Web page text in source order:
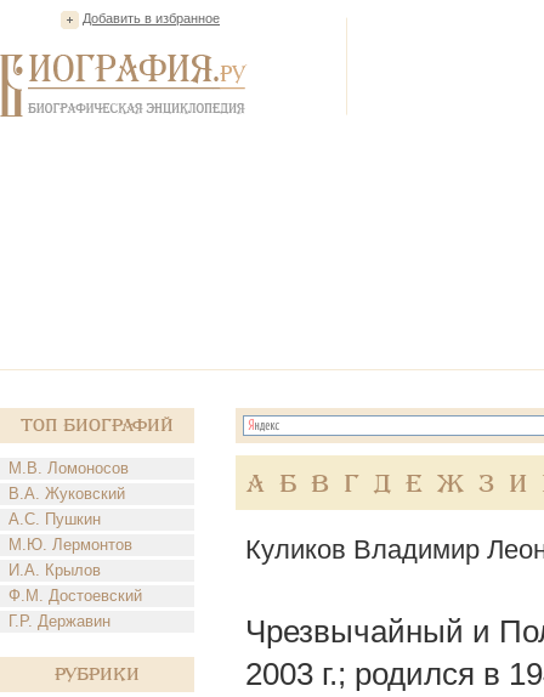
Добавить в избранное
Топ Биографий
М.В. Ломоносов
В.А. Жуковский
А.С. Пушкин
М.Ю. Лермонтов
И.А. Крылов
Ф.М. Достоевский
Г.Р. Державин
Рубрики
А Б В Г Д Е Ж З И
Куликов Владимир
Чрезвычайный и
2003 г.; родился в